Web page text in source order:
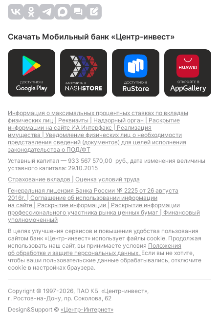
Скачать Мобильный банк «Центр-инвест»
Информация о максимальных процентных ставках по вкладам
физических лиц | Реквизиты | Надзорный орган | Раскрытие
информации на сайте ИА Интерфакс | Реализация
имущества | Уведомление физических лиц о необходимости
представления сведений (документов) для целей исполнения
законодательства о ПОД/ФТ
Уставный капитал — 933 567 570,00 руб., дата изменения величины
уставного капитала: 29.10.2015
Страхование вкладов | Оценка условий труда
Генеральная лицензия Банка России № 2225 от 26 августа
2016г. | Соглашение об использовании информации
на сайте | Раскрытие информации | Раскрытие информации
профессионального участника рынка ценных бумаг | Финансовый
уполномоченный
В целях улучшения сервисов и повышения удобства пользования
сайтом банк «Центр-инвест» использует файлы cookie. Продолжая
использовать наш сайт, вы принимаете условия Положения
об обработке и защите персональных данных. Если вы не хотите,
чтобы ваши пользовательские данные обрабатывались, отключите
cookie в настройках браузера.
Copyright © 1997-2026, ПАО КБ «Центр-инвест»,
г. Ростов-на-Дону, пр. Соколова, 62
Design&Support © «Центр-Интернет»